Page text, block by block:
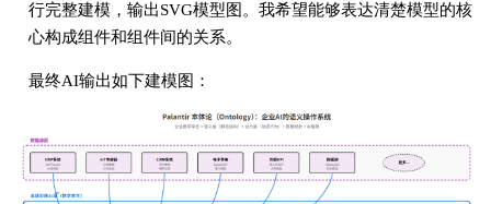
行完整建模，输出SVG模型图。我希望能够表达清楚模型的核
心构成组件和组件间的关系。
最终AI输出如下建模图：